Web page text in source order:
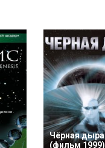
Чёрная дыра
(фильм 1999)